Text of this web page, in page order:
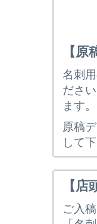
【原
名刺
ださ
ます。
原稿
して
【
ご入